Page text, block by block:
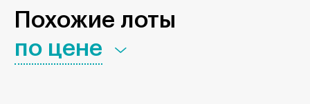
Похожие лоты
по цене